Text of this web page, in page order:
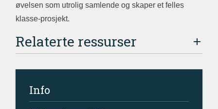
øvelsen som utrolig samlende og skaper et felles
klasse-prosjekt.
Relaterte ressurser
Info